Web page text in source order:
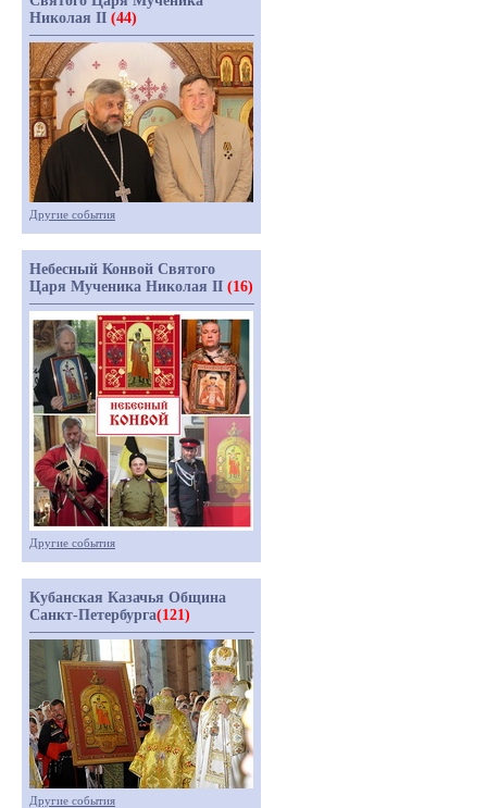
Николая II (44)
Другие события
Небесный Конвой Святого
Царя Мученика Николая II (16)
Другие события
Кубанская Казачья Община
Санкт-Петербурга(121)
Другие события